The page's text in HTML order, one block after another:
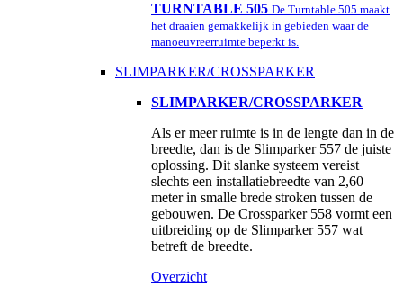
TURNTABLE 505 De Turntable 505 maakt
het draaien gemakkelijk in gebieden waar de
manoeuvreerruimte beperkt is.
SLIMPARKER/CROSSPARKER
SLIMPARKER/CROSSPARKER
Als er meer ruimte is in de lengte dan in de
breedte, dan is de Slimparker 557 de juiste
oplossing. Dit slanke systeem vereist
slechts een installatiebreedte van 2,60
meter in smalle brede stroken tussen de
gebouwen. De Crossparker 558 vormt een
uitbreiding op de Slimparker 557 wat
betreft de breedte.
Overzicht